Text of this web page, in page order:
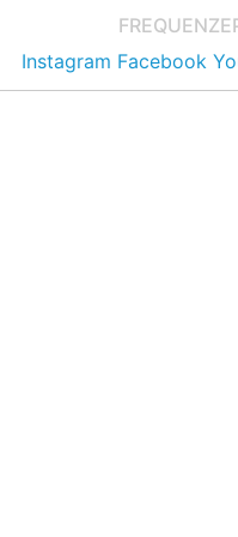
FREQUENZE
Instagram Facebook